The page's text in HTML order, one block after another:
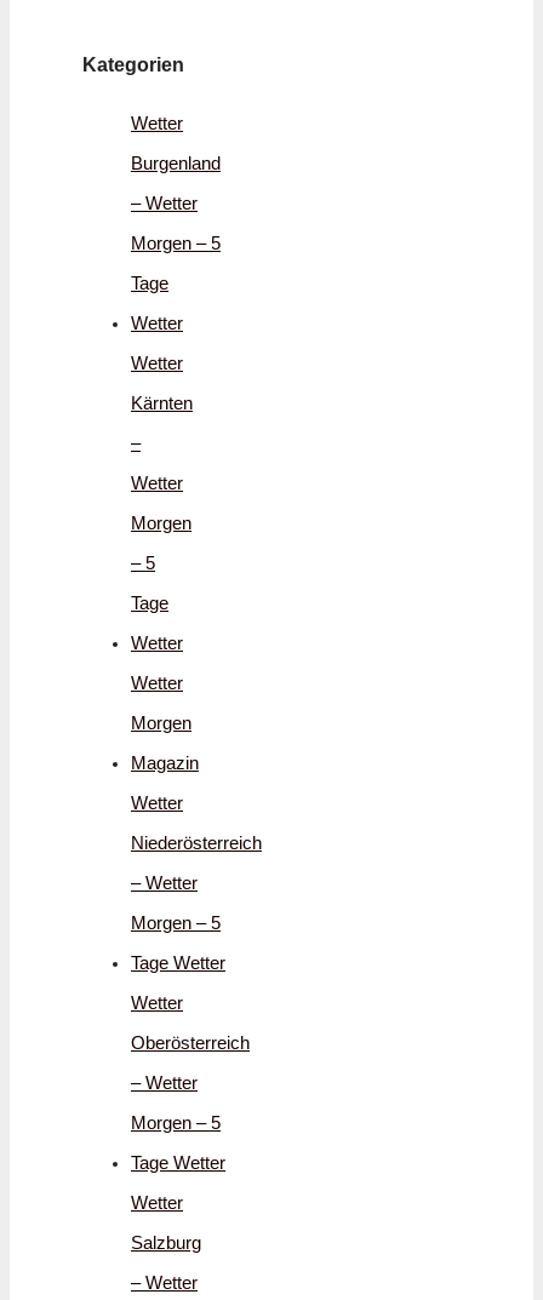
Kategorien
Wetter
Burgenland
– Wetter
Morgen – 5
Tage
Wetter
Wetter
Kärnten
–
Wetter
Morgen
– 5
Tage
Wetter
Wetter
Morgen
Magazin
Wetter
Niederösterreich
– Wetter
Morgen – 5
Tage Wetter
Wetter
Oberösterreich
– Wetter
Morgen – 5
Tage Wetter
Wetter
Salzburg
– Wetter